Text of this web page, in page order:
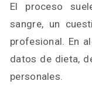
El proceso
sangre, un
profesional. En
datos de dieta,
personales.